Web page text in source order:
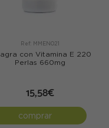
Ref: MMEN021
con Vitamina E 220
Perlas 660mg
15,58€
comprar